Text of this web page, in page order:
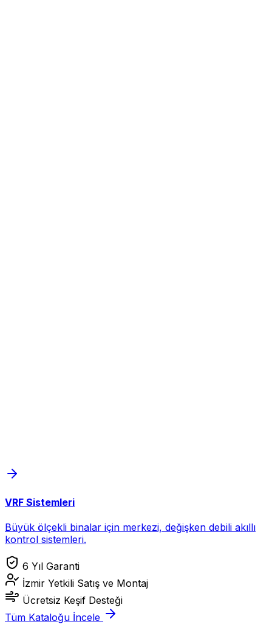
VRF Sistemleri
Büyük ölçekli binalar için merkezi, değişken debili akıllı
kontrol sistemleri.
6 Yıl Garanti
İzmir Yetkili Satış ve Montaj
Ücretsiz Keşif Desteği
Tüm Kataloğu İncele